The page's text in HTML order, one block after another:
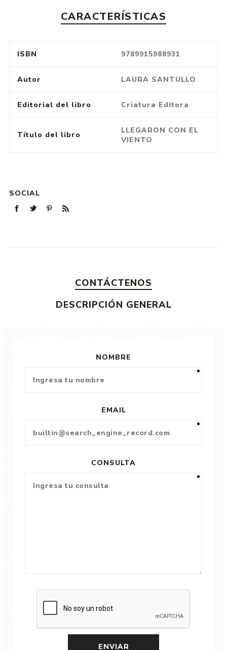
CARACTERÍSTICAS
ISBN 9789915988931
Autor LAURA SANTULLO
Editorial del libro Criatura Editora
Título del libro
LLEGARON CON EL
VIENTO
SOCIAL
CONTÁCTENOS
DESCRIPCIÓN GENERAL
NOMBRE
EMAIL
CONSULTA